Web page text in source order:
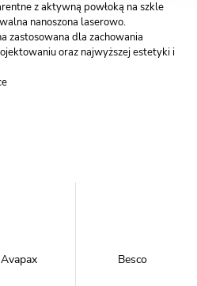
z aktywną powłoką na szkle
nanoszona laserowo.
zastosowana dla zachowania
oraz najwyższej estetyki i
Avapax Besco